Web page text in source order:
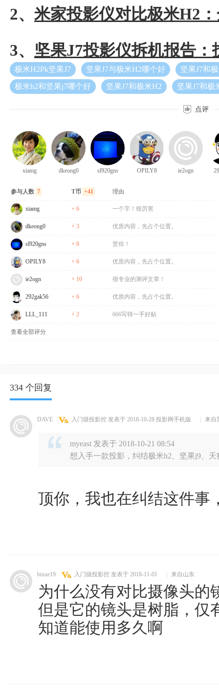
2、 米家投影仪对比极米H2
3、 坚果J7投影仪拆机报告
极米H2Pk坚果J7 坚果J7与极米H2哪个好 坚果J7和
极米h2和坚果j7哪个好 坚果J7和极米H2 坚果J7和极
点评
xiamg dkeong0 sl920gns OPILY8 ie2ogn
参与人数 7 T币 +41 理由
xiamg + 6 一个字！很厉害
dkeong0 + 3 优质内容，先占个位置。
sl920gns + 8 赏你！
OPILY8 + 6 优质内容，先占个位置。
ie2ogn + 10 很专业的测评文章！
292gak56 + 6 优质内容，先占个位置。
LLL_111 + 2 666写得一手好贴
查看全部评分
334 个回复
DAVE 入门级投影控 发表于 2018-10-28 投影网手机版 来自
myeast 发表于 2018-10-21 08:54
想入手一款投影，纠结极米h2、坚果j9、天
顶你，我也在纠结这件事
bixue19 入门级投影控 发表于 2018-11-01 来自山东
为什么没有对比摄像头的
但是它的镜头是树脂，仅
知道能使用多久啊